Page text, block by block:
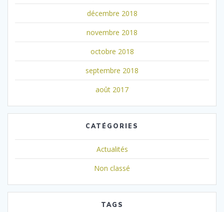
décembre 2018
novembre 2018
octobre 2018
septembre 2018
août 2017
CATÉGORIES
Actualités
Non classé
TAGS